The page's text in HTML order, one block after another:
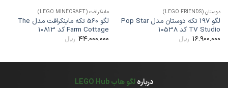
دوستان (LEGO FRIENDS)
لگو 197 تکه دوستان مدل Pop Star
TV Studio کد 10538
16.900.000 ریال
ماینکرافت (LEGO MINECRAFT)
لگو 560 تکه ماینکرافت مدل The
Farm Cottage کد 10813
44.000.000 ریال
دربارهلگو هاب LEGO Hub